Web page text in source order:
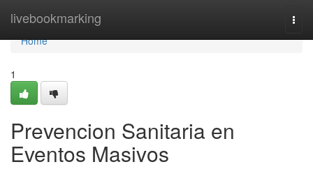
livebookmarking
Home
Home
1
Prevencion Sanitaria en
Eventos Masivos